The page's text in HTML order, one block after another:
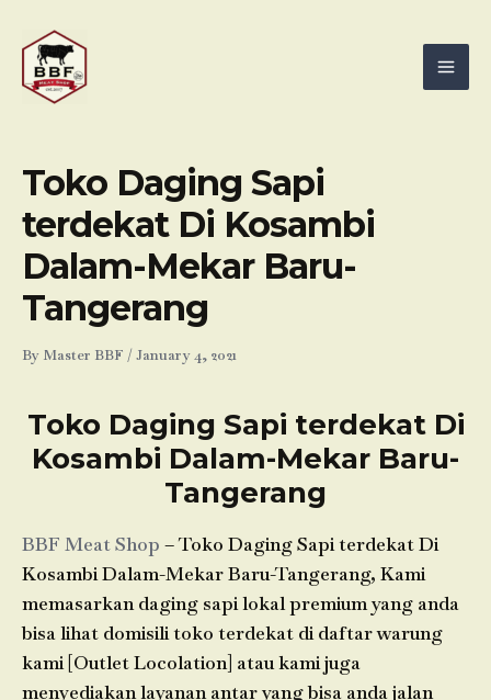
content
Toko Daging Sapi
terdekat Di Kosambi
Dalam-Mekar Baru-
Tangerang
By Master BBF /January 4, 2021
Toko Daging Sapi terdekat Di
Kosambi Dalam-Mekar Baru-
Tangerang
BBF Meat Shop – Toko Daging Sapi terdekat Di
Kosambi Dalam-Mekar Baru-Tangerang, Kami
memasarkan daging sapi lokal premium yang anda
bisa lihat domisili toko terdekat di daftar warung
kami [Outlet Locolation] atau kami juga
menyediakan layanan antar yang bisa anda jalan